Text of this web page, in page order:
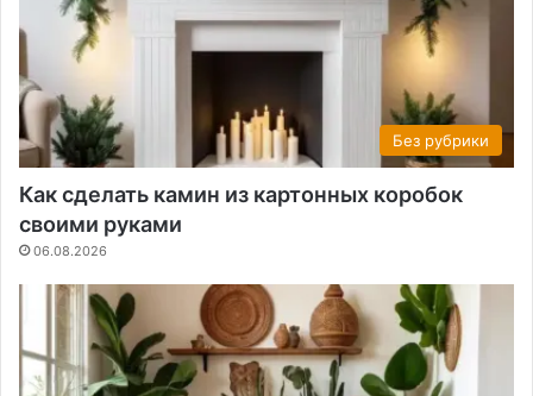
Без рубрики
Как сделать камин из картонных коробок
своими руками
06.08.2026